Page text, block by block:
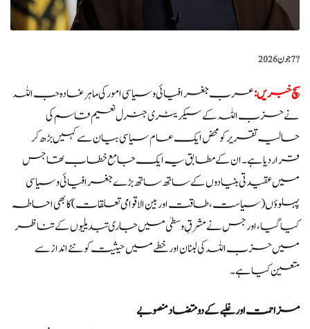
?️7 جون 2026
سچ خبریں:عرب جغرافیائی و سیاسی امور کی ماہر غادہ حب اللہ
نے حزب اللہ کے سیکریٹری جنرل نعیم قاسم کی
حالیہ تقریر کو محض ایک عام سیاسی بیان سے کہیں بڑھ کر
قرار دیا ہے۔ ان کے مطابق یہ ایک جامع خطاب تھا جس
میں عقیدتی بنیادوں کے ساتھ ساتھ بڑے جغرافیائی و سیاسی
پہلوؤں (سیاست، طاقت اور بین الاقوامی تعلقات) کا بھی احاطہ
کیا گیا، اور جس نے مشرقِ وسطیٰ میں جاری تبدیلیوں کے تناظر
میں حزب اللہ کی لبنان اور خطے میں حیثیت کو نئے انداز سے
متعین کیا ہے۔
مزاحمت اور غلبے کے دو متضاد منصوبے